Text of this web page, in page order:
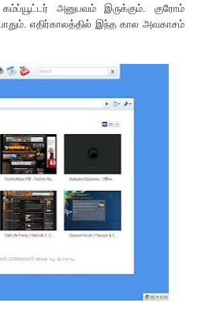
அனுபவம் இருக்கும். குரோம்
எதிர்காலத்தில் இந்த கால அவகாசம்